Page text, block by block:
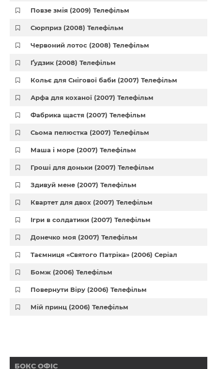
Повзе змія (2009) Телефільм
Сюрприз (2008) Телефільм
Червоний лотос (2008) Телефільм
Ґудзик (2008) Телефільм
Кольє для Снігової баби (2007) Телефільм
Арфа для коханої (2007) Телефільм
Фабрика щастя (2007) Телефільм
Сьома пелюстка (2007) Телефільм
Маша і море (2007) Телефільм
Гроші для доньки (2007) Телефільм
Здивуй мене (2007) Телефільм
Квартет для двох (2007) Телефільм
Ігри в солдатики (2007) Телефільм
Донечко моя (2007) Телефільм
Таємниця «Святого Патріка» (2006) Серіал
Бомж (2006) Телефільм
Повернути Віру (2006) Телефільм
Мій принц (2006) Телефільм
БОКС ОФІС